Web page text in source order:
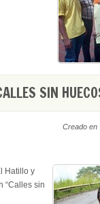
SIN
Creado en
Hatillo y
“Calles sin